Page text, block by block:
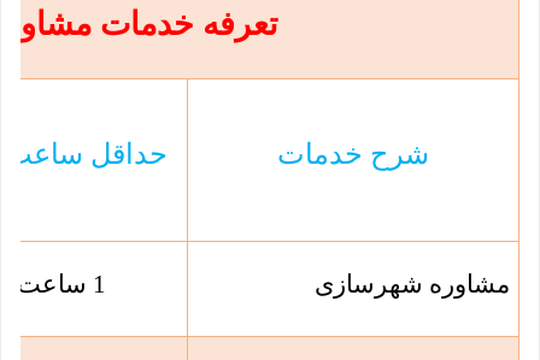
تعرفه خدمات
شرح خدمات حداقل ساعت
مشاوره شهرسازی 1 ساعت